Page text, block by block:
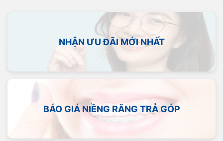
NHẬN ƯU ĐÃI MỚI NHẤT
BÁO GIÁ NIỀNG RĂNG TRẢ GÓP